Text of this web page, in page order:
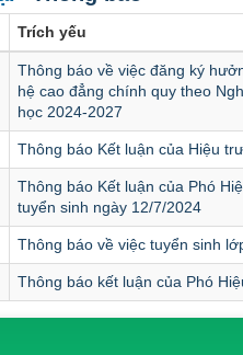
Trích yếu
Thông báo về việc đăng ký
hệ cao đẳng chính quy theo
học 2024-2027
Thông báo Kết luận của Hiệu
Thông báo Kết luận của Phó
tuyển sinh ngày 12/7/2024
Thông báo về việc tuyển sinh
Thông báo kết luận của Phó